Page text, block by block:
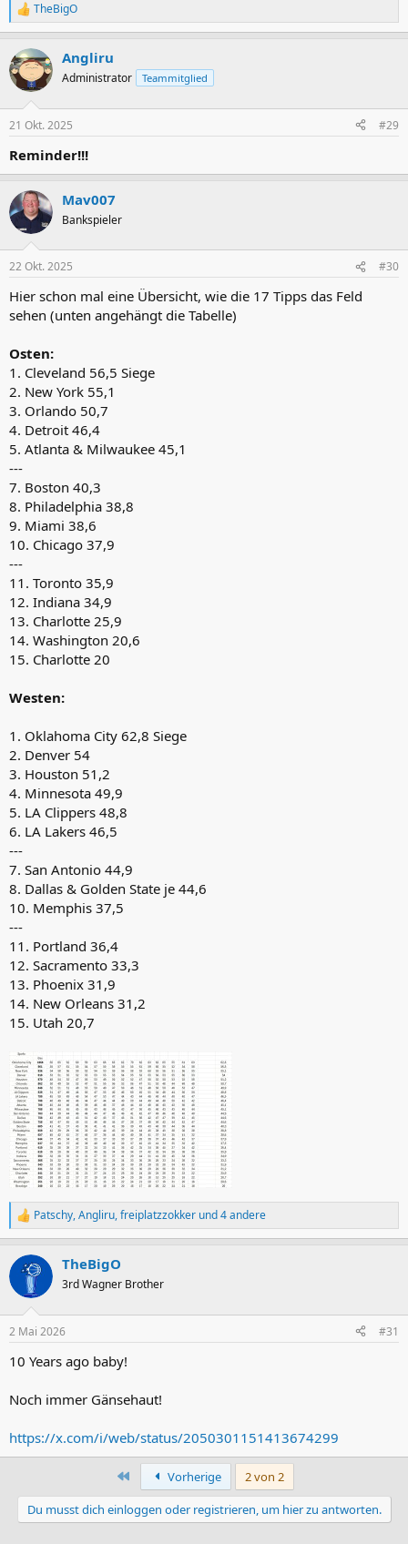
R
e
k
t
i
e
:
TheBigO
Angliru
Administrator Teammitglied
21 Okt. 2025 #29
Reminder!!!
Mav007
Bankspieler
22 Okt. 2025 #30
Hier schon mal eine Übersicht, wie die 17 Tipps das Feld
sehen (unten angehängt die Tabelle)
Osten:
1. Cleveland 56,5 Siege
2. New York 55,1
3. Orlando 50,7
4. Detroit 46,4
5. Atlanta & Milwaukee 45,1
---
7. Boston 40,3
8. Philadelphia 38,8
9. Miami 38,6
10. Chicago 37,9
---
11. Toronto 35,9
12. Indiana 34,9
13. Charlotte 25,9
14. Washington 20,6
15. Charlotte 20
Westen:
1. Oklahoma City 62,8 Siege
2. Denver 54
3. Houston 51,2
4. Minnesota 49,9
5. LA Clippers 48,8
6. LA Lakers 46,5
---
7. San Antonio 44,9
8. Dallas & Golden State je 44,6
10. Memphis 37,5
---
11. Portland 36,4
12. Sacramento 33,3
13. Phoenix 31,9
14. New Orleans 31,2
15. Utah 20,7
R
e
k
i
e
:
Patschy,Angliru,freiplatzzokker und 4 andere
TheBigO
3rd Wagner Brother
2 Mai 2026 #31
10 Years ago baby!
Noch immer Gänsehaut!
https://x.com/i/web/status/2050301151413674299
Erste Vorherige
2 von 2
Du musst dich einloggen oder registrieren, um hier zu antworten.